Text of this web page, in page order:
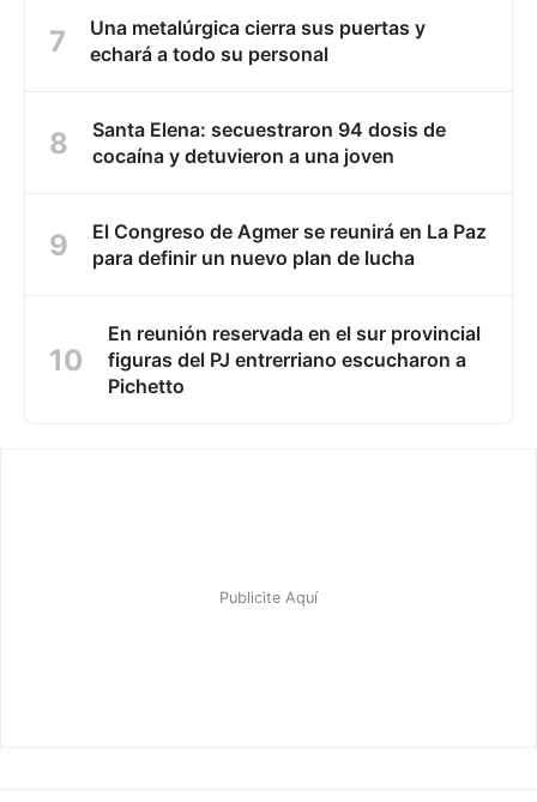
Una metalúrgica cierra sus puertas y
echará a todo su personal
Santa Elena: secuestraron 94 dosis de
cocaína y detuvieron a una joven
El Congreso de Agmer se reunirá en La Paz
para definir un nuevo plan de lucha
En reunión reservada en el sur provincial
figuras del PJ entrerriano escucharon a
Pichetto